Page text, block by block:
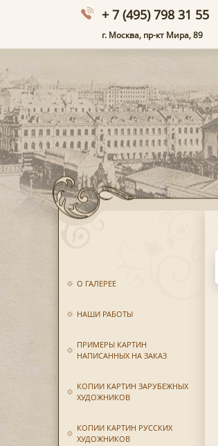
+ 7 (495) 798 31 55
г. Москва, пр-кт Мира, 89
О ГАЛЕРЕЕ
НАШИ РАБОТЫ
ПРИМЕРЫ КАРТИН
НАПИСАННЫХ НА ЗАКАЗ
КОПИИ КАРТИН ЗАРУБЕЖНЫХ
ХУДОЖНИКОВ
КОПИИ КАРТИН РУССКИХ
ХУДОЖНИКОВ